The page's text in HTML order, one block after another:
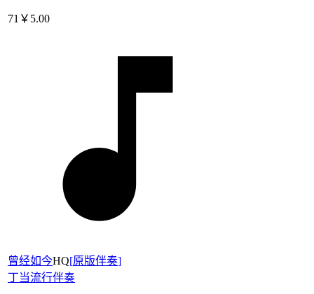
71 ￥5.00
曾经如今HQ[原版伴奏]
丁当流行伴奏